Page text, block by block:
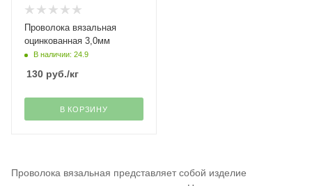
Проволока вязальная
оцинкованная 3,0мм
В наличии: 24.9
130 руб./кг
В КОРЗИНУ
Проволока вязальная представляет собой изделие